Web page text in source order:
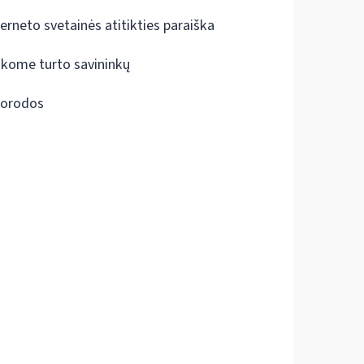
svetainės atitikties paraiška
turto savininkų